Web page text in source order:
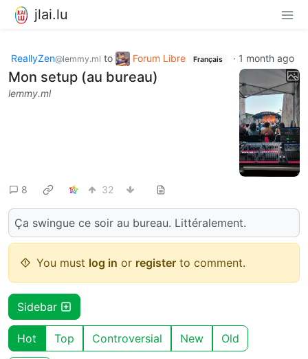
jlai.lu
ReallyZen@lemmy.ml to Forum Libre Français · 1 month ago
Mon setup (au bureau)
lemmy.ml
8 32
Ça swingue ce soir au bureau. Littéralement.
You must log in or register to comment.
Sidebar
Hot Top Controversial New Old